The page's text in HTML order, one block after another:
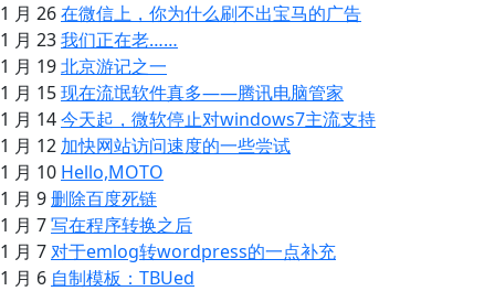
1 月 26在微信上，你为什么刷不出宝马的广告
1 月 23我们正在老……
1 月 19北京游记之一
1 月 15现在流氓软件真多——腾讯电脑管家
1 月 14今天起，微软停止对windows7主流支持
1 月 12 加快网站访问速度的一些尝试
1 月 10 Hello,MOTO
1 月 9删除百度死链
1 月 7写在程序转换之后
1 月 7对于emlog转wordpress的一点补充
1 月 6 自制模板：TBUed